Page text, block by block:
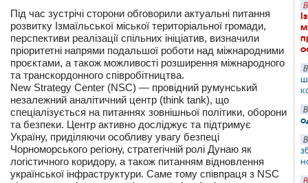
Під час зустрічі сторони обговорили актуальні питання
розвитку Ізмаїльської міської територіальної громади,
перспективи реалізації спільних ініціатив, визначили
пріоритетні напрями подальшої роботи над міжнародними
проєктами, а також можливості розширення міжнародного
та транскордонного співробітництва.
New Strategy Center (NSC) — провідний румунський
незалежний аналітичний центр (think tank), що
спеціалізується на питаннях зовнішньої політики, оборони
та безпеки. Центр активно досліджує та підтримує
Україну, приділяючи особливу увагу безпеці
Чорноморського регіону, стратегічній ролі Дунаю як
логістичного коридору, а також питанням відновлення
української інфраструктури. Саме тому співпраця з NSC